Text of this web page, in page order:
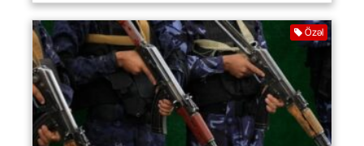
Özəl